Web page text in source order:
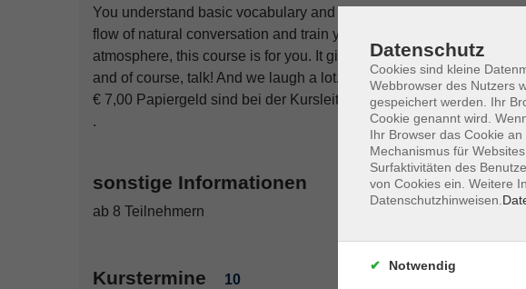
You understand basic vocabulary and can express a simple idea.
flow of natural conversation and train your listening skills. If you
atmosphere, this course is for you. It gives you the chance to learn
and of course, talk! And we laugh a lot. Now would you like to join
€ 7,00 Papiergeld sind bei der Kursleitung zu zahlen.
.
sonstige Informationen
ab 8 Teilnehmern
Kurstermine 10
Datenschutz
Cookies sind kleine
Webbrowser des Nutzers
gespeichert werden. Ihr
Cookie genannt wird.
Ihr Browser das Cookie
Mechanismus für
Surfaktivitäten des
von Cookies ein. Weitere
Datenschutzhinweisen.
Notwendig